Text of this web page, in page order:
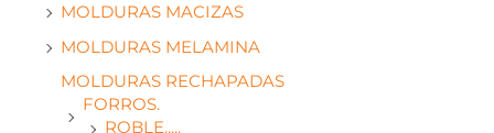
MOLDURAS MACIZAS
MOLDURAS MELAMINA
MOLDURAS RECHAPADAS
FORROS.
ROBLE.....